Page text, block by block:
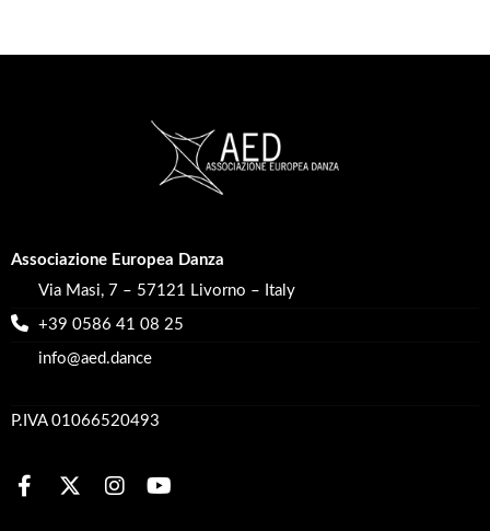
Associazione Europea Danza
Via Masi, 7 – 57121 Livorno – Italy
+39 0586 41 08 25
info@aed.dance
P.IVA 01066520493